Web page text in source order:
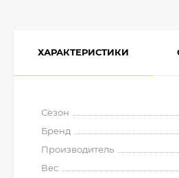
ХАРАКТЕРИСТИКИ
Сезон
Бренд
Производитель
Вес